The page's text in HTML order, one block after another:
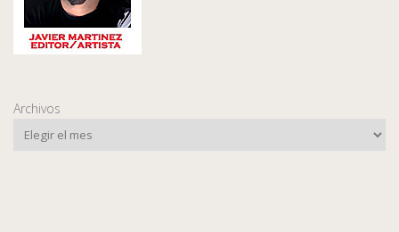
Archivos